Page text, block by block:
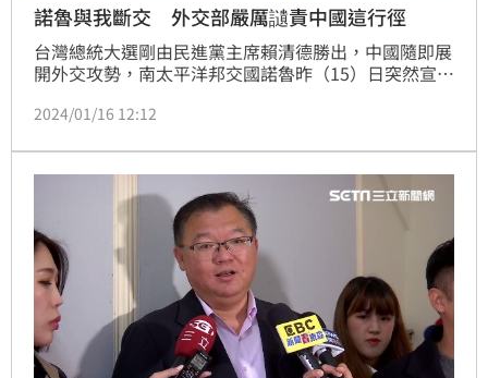
諾魯與我斷交 外交部嚴厲讉責中國這行徑
台灣總統大選剛由民進黨主席賴清德勝出，中國隨即展
開外交攻勢，南太平洋邦交國諾魯昨（15）日突然宣布
（16）日在例行記者會上再次痛批，中國操作金錢外
兩天後出手，外交部對於中國的介入與操作，予以最嚴
厲的譴責。
2024/01/16 12:12